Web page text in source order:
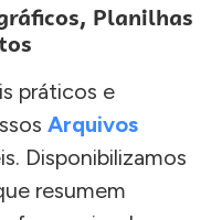
Planilhas
práticos e
Arquivos
Disponibilizamos
resumem